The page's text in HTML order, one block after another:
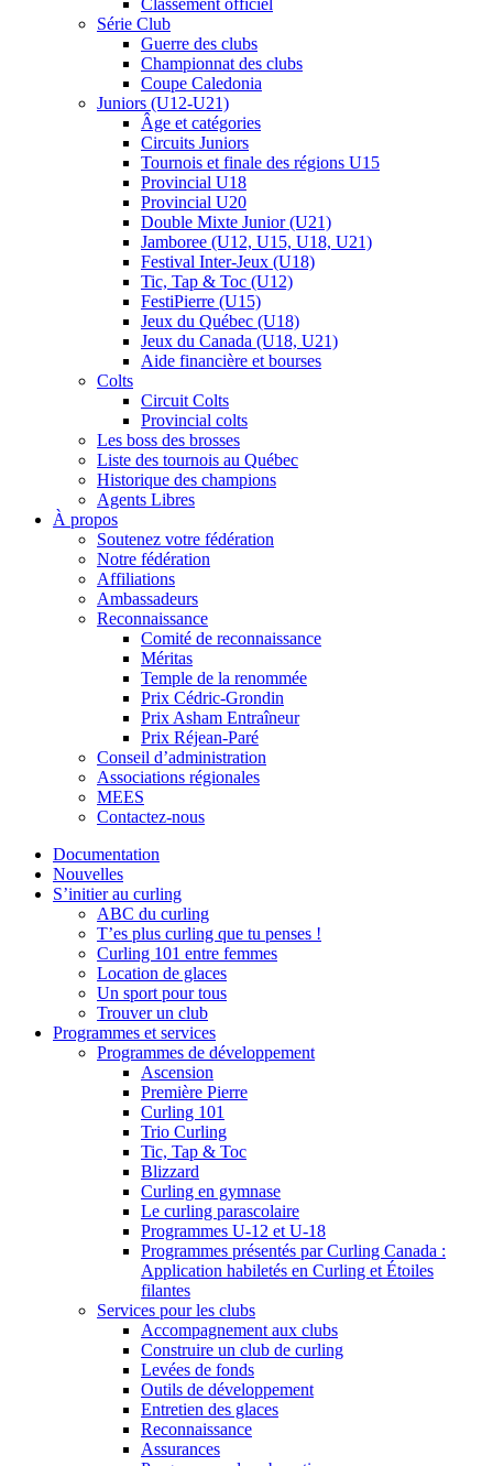
Classement officiel
Série Club
Guerre des clubs
Championnat des clubs
Coupe Caledonia
Juniors (U12-U21)
Âge et catégories
Circuits Juniors
Tournois et finale des régions U15
Provincial U18
Provincial U20
Double Mixte Junior (U21)
Jamboree (U12, U15, U18, U21)
Festival Inter-Jeux (U18)
Tic, Tap & Toc (U12)
FestiPierre (U15)
Jeux du Québec (U18)
Jeux du Canada (U18, U21)
Aide financière et bourses
Colts
Circuit Colts
Provincial colts
Les boss des brosses
Liste des tournois au Québec
Historique des champions
Agents Libres
À propos
Soutenez votre fédération
Notre fédération
Affiliations
Ambassadeurs
Reconnaissance
Comité de reconnaissance
Méritas
Temple de la renommée
Prix Cédric-Grondin
Prix Asham Entraîneur
Prix Réjean-Paré
Conseil d’administration
Associations régionales
MEES
Contactez-nous
Documentation
Nouvelles
S’initier au curling
ABC du curling
T’es plus curling que tu penses !
Curling 101 entre femmes
Location de glaces
Un sport pour tous
Trouver un club
Programmes et services
Programmes de développement
Ascension
Première Pierre
Curling 101
Trio Curling
Tic, Tap & Toc
Blizzard
Curling en gymnase
Le curling parascolaire
Programmes U-12 et U-18
Programmes présentés par Curling Canada :
Application habiletés en Curling et Étoiles
filantes
Services pour les clubs
Accompagnement aux clubs
Construire un club de curling
Levées de fonds
Outils de développement
Entretien des glaces
Reconnaissance
Assurances